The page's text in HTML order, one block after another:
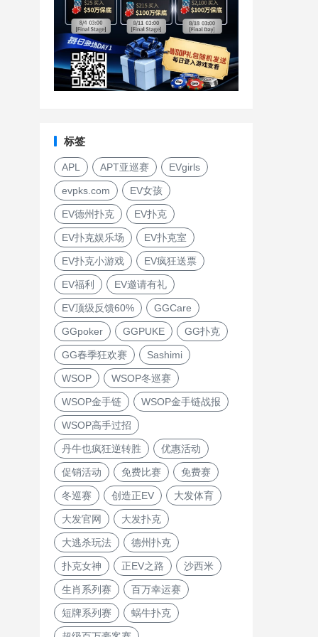
标签
APL APT亚巡赛 EVgirls
evpks.com EV女孩
EV德州扑克 EV扑克
EV扑克娱乐场 EV扑克室
EV扑克小游戏 EV疯狂送票
EV福利 EV邀请有礼
EV顶级反馈60% GGCare
GGpoker GGPUKE GG扑克
GG春季狂欢赛 Sashimi
WSOP WSOP冬巡赛
WSOP金手链 WSOP金手链战报
WSOP高手过招
丹牛也疯狂逆转胜 优惠活动
促销活动 免费比赛 免费赛
冬巡赛 创造正EV 大发体育
大发官网 大发扑克
大逃杀玩法 德州扑克
扑克女神 正EV之路 沙西米
生肖系列赛 百万幸运赛
短牌系列赛 蜗牛扑克